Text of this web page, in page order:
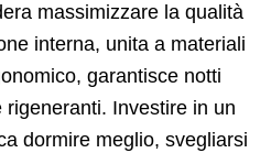
massimizzare la qualità
interna, unita a materiali
garantisce notti
Investire in un
dormire meglio, svegliarsi